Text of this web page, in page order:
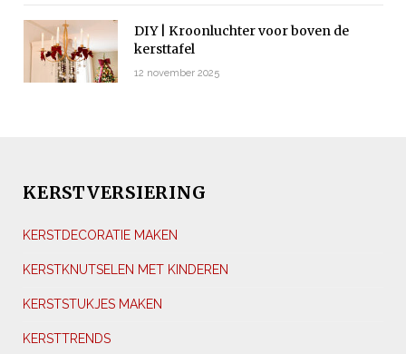
DIY | Kroonluchter voor boven de
kersttafel
12 november 2025
KERSTVERSIERING
KERSTDECORATIE MAKEN
KERSTKNUTSELEN MET KINDEREN
KERSTSTUKJES MAKEN
KERSTTRENDS